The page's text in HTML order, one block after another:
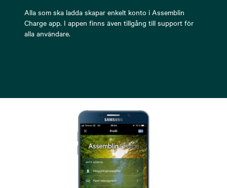
Alla som ska ladda skapar enkelt konto i Assemblin
Charge app. I appen finns även tillgång till support för
alla användare.